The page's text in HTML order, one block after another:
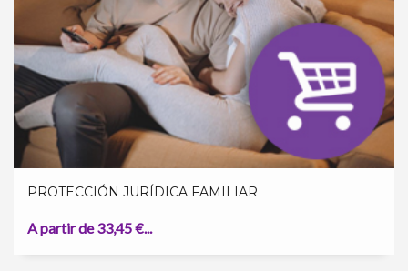
PROTECCIÓN JURÍDICA FAMILIAR
A partir de 33,45 €...